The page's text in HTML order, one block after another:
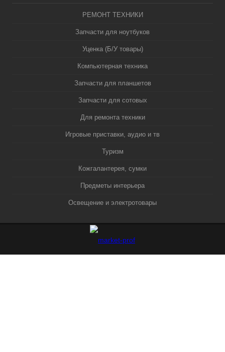
РЕМОНТ ТЕХНИКИ
Запчасти для ноутбуков
Уценка (Б/У товары)
Компьютерная техника
Запчасти для планшетов
Запчасти для сотовых
Для ремонта техники
Игровые приставки, аудио и тв
Туризм
Кожгалантерея, сумки
Предметы интерьера
Освещение и электротовары